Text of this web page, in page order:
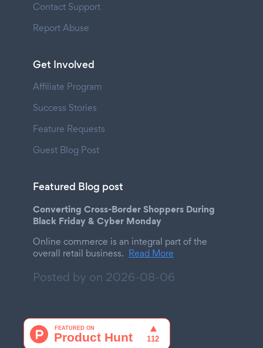
Contact Support
Report Abuse
Get Involved
Affiliate Program
Success Stories
Feature Requests
Guest Blog Post
Featured Blog post
Converting Cross-Border Shoppers During
Black Friday & Cyber Monday
Online commerce is an integral part of the
overall retail business. Read More
Posted by on 2026-08-06